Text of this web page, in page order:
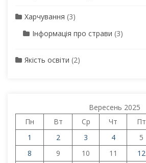
Харчування (3)
Інформація про страви (3)
Якість освіти (2)
Вересень 2025
Пн
Вт Ср Чт Пт
1
2 3 4 5
8
9 10 11 12